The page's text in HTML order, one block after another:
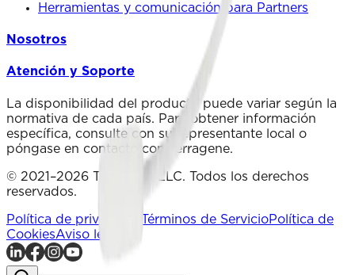
Herramientas y comunicación para Partners
Nosotros
Atención y Soporte
La disponibilidad del producto puede variar según la
normativa de cada país. Para obtener información
específica, consulte con su representante local o
póngase en contacto con Terragene.
© 2021–2026 Terragene LLC. Todos los derechos
reservados.
Política de privacidad Términos de ServicioPolítica de
CookiesAviso legal